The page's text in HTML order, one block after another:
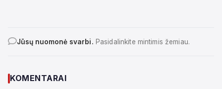
Jūsų nuomonė svarbi. Pasidalinkite mintimis žemiau.
KOMENTARAI